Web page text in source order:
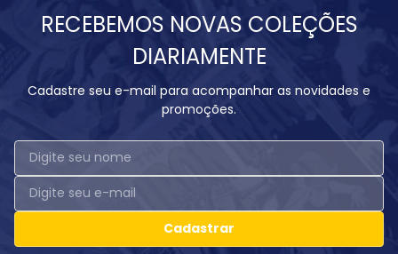
RECEBEMOS NOVAS COLEÇÕES
DIARIAMENTE
Cadastre seu e-mail para acompanhar as novidades e
promoções.
Cadastrar